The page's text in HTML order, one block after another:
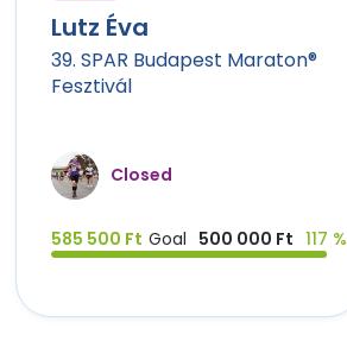
Lutz Éva
39. SPAR Budapest Maraton®
Fesztivál
Closed
585 500 Ft Goal 500 000 Ft 117 %